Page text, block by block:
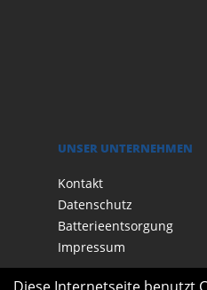
UNSER UNTERNEHMEN
Kontakt
Datenschutz
Batterieentsorgung
Impressum